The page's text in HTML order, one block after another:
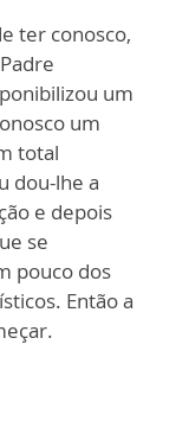
ter conosco,
um
um
total
dou-lhe a
e depois
se
pouco dos
Então a